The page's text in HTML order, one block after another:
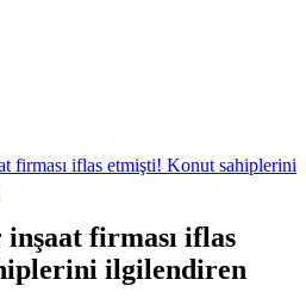
firması iflas etmişti! Konut sahiplerini
inşaat firması iflas
ilgilendiren